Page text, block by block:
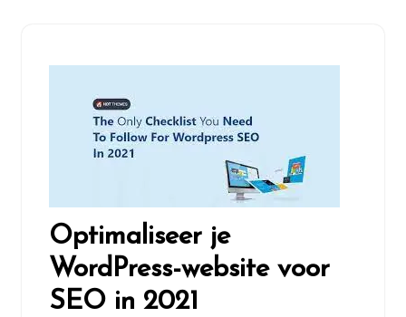
Optimaliseer je
WordPress-website voor
SEO in 2021